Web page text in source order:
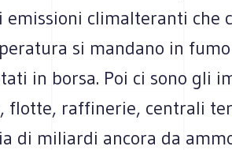
climalteranti che
si mandano in
in borsa. Poi ci sono gli
flotte, raffinerie, centrali
di miliardi ancora da